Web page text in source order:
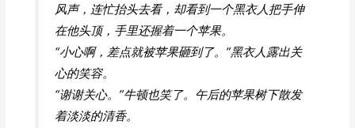
风声，连忙抬头去看，却看到一个黑衣人把手伸
在他头顶，手里还握着一个苹果。
“小心啊，差点就被苹果砸到了。”黑衣人露出关
心的笑容。
“谢谢关心。”牛顿也笑了。午后的苹果树下散发
着淡淡的清香。